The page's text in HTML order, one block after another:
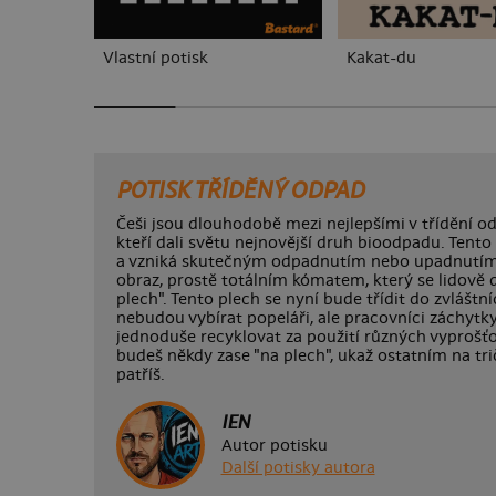
Vlastní potisk Kakat-du
POTISK TŘÍDĚNÝ ODPAD
Češi jsou dlouhodobě mezi nejlepšími v třídění
kteří dali světu nejnovější druh bioodpadu.
a vzniká skutečným odpadnutím nebo
obraz, prostě totálním kómatem, který se lidově
plech". Tento plech se nyní bude třídit do
nebudou vybírat popeláři, ale pracovníci
jednoduše recyklovat za použití různých
budeš někdy zase "na plech", ukaž ostatním na
patříš.
IEN
Autor potisku
Další potisky autora